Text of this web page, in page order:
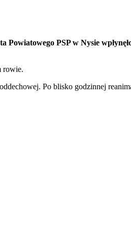
PSP w Nysie
rowie.
Po blisko godzinnej